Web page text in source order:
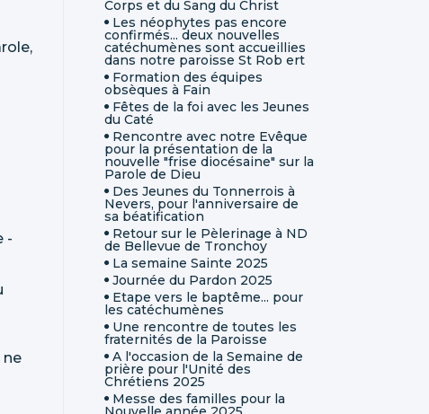
-
ne
Corps et du Sang du Christ
Les néophytes pas encore
confirmés... deux nouvelles
catéchumènes sont accueillies
dans notre paroisse St Rob ert
Formation des équipes
obsèques à Fain
Fêtes de la foi avec les Jeunes
du Caté
Rencontre avec notre Evêque
pour la présentation de la
nouvelle "frise diocésaine" sur la
Parole de Dieu
Des Jeunes du Tonnerrois à
Nevers, pour l'anniversaire de
sa béatification
Retour sur le Pèlerinage à ND
de Bellevue de Tronchoy
La semaine Sainte 2025
Journée du Pardon 2025
Etape vers le baptême... pour
les catéchumènes
Une rencontre de toutes les
fraternités de la Paroisse
A l'occasion de la Semaine de
prière pour l'Unité des
Chrétiens 2025
Messe des familles pour la